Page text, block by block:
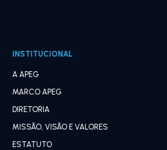
INSTITUCIONAL
A APEG
MARCO APEG
DIRETORIA
MISSÃO, VISÃO E VALORES
ESTATUTO